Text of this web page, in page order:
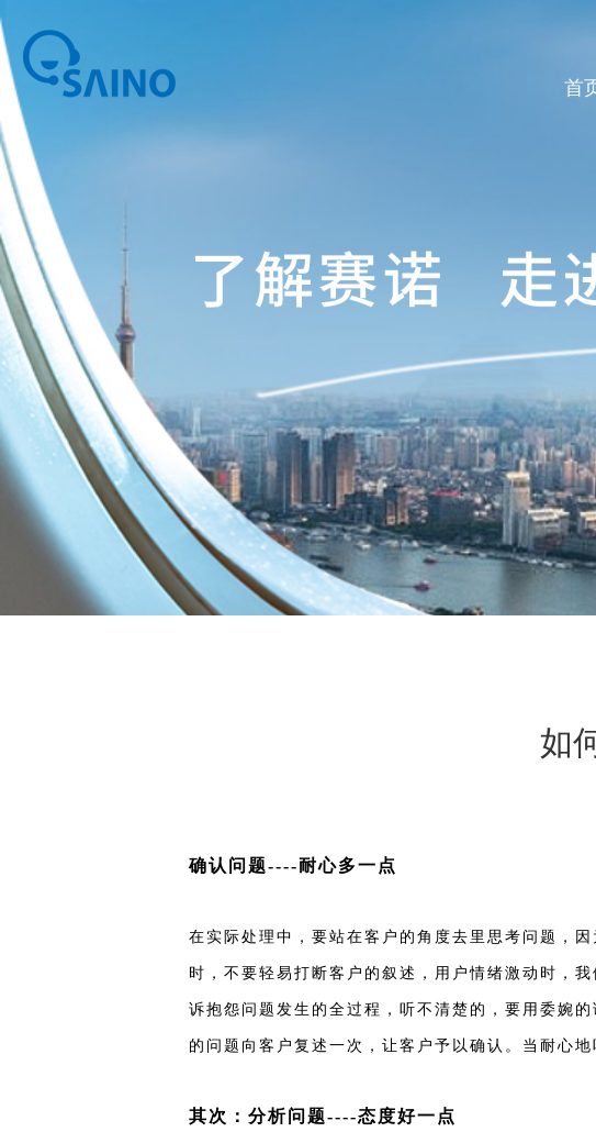
首
如
确认问题----耐心多一点
在实际处理中，要站在客户的角度去里思考问题，
时，不要轻易打断客户的叙述，用户情绪激动时，
诉抱怨问题发生的全过程，听不清楚的，要用委婉
的问题向客户复述一次，让客户予以确认。当耐心
其次：分析问题----态度好一点